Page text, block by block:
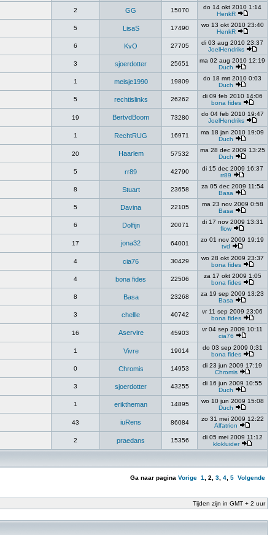
2 GG 15070
do 14 okt 2010 1:14
HenkR
5 LisaS 17490
wo 13 okt 2010 23:40
HenkR
6 KvO 27705
di 03 aug 2010 23:37
JoelHendriks
3 sjoerdotter 25651
ma 02 aug 2010 12:19
Duch
1 meisje1990 19809
do 18 mrt 2010 0:03
Duch
5 rechtislinks 26262
di 09 feb 2010 14:06
bona fides
19 BertvdBoom 73280
do 04 feb 2010 19:47
JoelHendriks
1 RechtRUG 16971
ma 18 jan 2010 19:09
Duch
20 Haarlem 57532
ma 28 dec 2009 13:25
Duch
5 rr89 42790
di 15 dec 2009 16:37
rr89
8 Stuart 23658
za 05 dec 2009 11:54
Basa
5 Davina 22105
ma 23 nov 2009 0:58
Basa
6 Dolfijn 20071
di 17 nov 2009 13:31
flow
17 jona32 64001
zo 01 nov 2009 19:19
tvd
4 cia76 30429
wo 28 okt 2009 23:37
bona fides
4 bona fides 22506
za 17 okt 2009 1:05
bona fides
8 Basa 23268
za 19 sep 2009 13:23
Basa
3 chellle 40742
vr 11 sep 2009 23:06
bona fides
16 Aservire 45903
vr 04 sep 2009 10:11
cia76
1 Vivre 19014
do 03 sep 2009 0:31
bona fides
0 Chromis 14953
di 23 jun 2009 17:19
Chromis
3 sjoerdotter 43255
di 16 jun 2009 10:55
Duch
1 eriktheman 14895
wo 10 jun 2009 15:08
Duch
43 iuRens 86084
zo 31 mei 2009 12:22
Alfatrion
2 praedans 15356
di 05 mei 2009 11:12
klokluider
Ga naar pagina Vorige 1 2 3 4 5 Volgende
Tijden zijn in GMT + 2 uur